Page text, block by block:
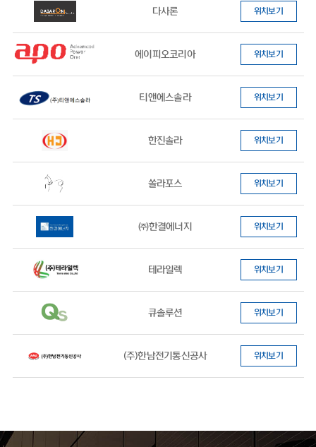
다사론 위치보기
에이피오코리아 위치보기
티앤에스솔라 위치보기
한진솔라 위치보기
쏠라포스 위치보기
㈜한결에너지 위치보기
테라일렉 위치보기
큐솔루션 위치보기
(주)한남전기통신공사 위치보기